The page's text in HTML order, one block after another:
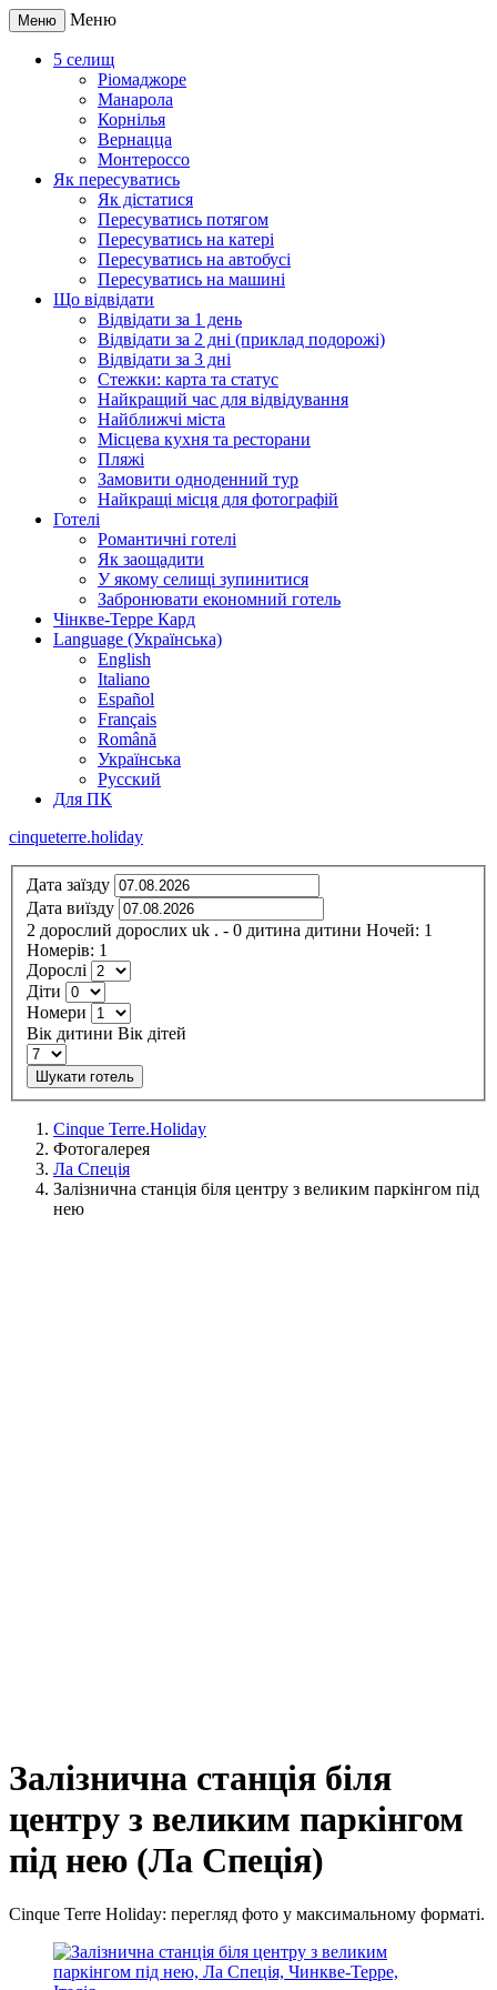
Меню Меню
5 селищ
Ріомаджоре
Манарола
Корнілья
Вернацца
Монтероссо
Як пересуватись
Як дістатися
Пересуватись потягом
Пересуватись на катері
Пересуватись на автобусі
Пересуватись на машині
Що відвідати
Відвідати за 1 день
Відвідати за 2 дні (приклад подорожі)
Відвідати за 3 дні
Стежки: карта та статус
Найкращий час для відвідування
Найближчі міста
Місцева кухня та ресторани
Пляжі
Замовити одноденний тур
Найкращі місця для фотографій
Готелі
Романтичні готелі
Як заощадити
У якому селищі зупинитися
Забронювати економний готель
Чінкве-Терре Кард
Language (Українська)
English
Italiano
Español
Français
Română
Українська
Русский
Для ПК
cinqueterre.holiday
Дата заїзду
Дата виїзду
2 дорослий дорослих uk . - 0 дитина дитини Ночей: 1
Номерів: 1
Дорослі
Діти
Номери
Вік дитини Вік дітей
Шукати готель
Cinque Terre.Holiday
Фотогалерея
Ла Спеція
Залізнична станція біля центру з великим паркінгом під
нею
Залізнична станція біля
центру з великим паркінгом
під нею (Ла Спеція)
Cinque Terre Holiday: перегляд фото у максимальному форматі.